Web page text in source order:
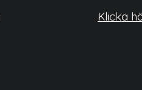
Klicka